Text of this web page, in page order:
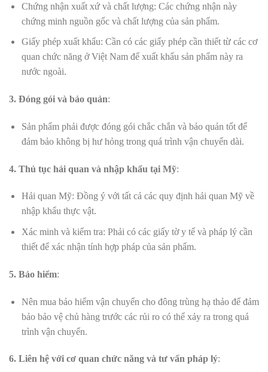
Chứng nhận xuất xứ và chất lượng: Các chứng nhận này
chứng minh nguồn gốc và chất lượng của sản phẩm.
Giấy phép xuất khẩu: Cần có các giấy phép cần thiết từ các cơ
quan chức năng ở Việt Nam để xuất khẩu sản phẩm này ra
nước ngoài.
3. Đóng gói và bảo quản:
Sản phẩm phải được đóng gói chắc chắn và bảo quản tốt để
đảm bảo không bị hư hỏng trong quá trình vận chuyển dài.
4. Thủ tục hải quan và nhập khẩu tại Mỹ:
Hải quan Mỹ: Đồng ý với tất cả các quy định hải quan Mỹ về
nhập khẩu thực vật.
Xác minh và kiểm tra: Phải có các giấy tờ y tế và pháp lý cần
thiết để xác nhận tính hợp pháp của sản phẩm.
5. Bảo hiểm:
Nên mua bảo hiểm vận chuyển cho đông trùng hạ thảo để đảm
bảo bảo vệ chủ hàng trước các rủi ro có thể xảy ra trong quá
trình vận chuyển.
6. Liên hệ với cơ quan chức năng và tư vấn pháp lý: